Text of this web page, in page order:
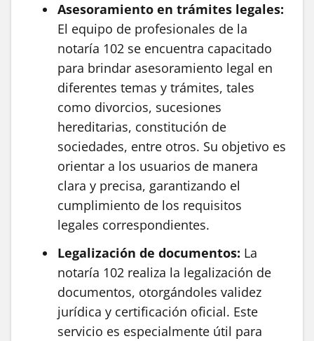
Asesoramiento en trámites legales:
El equipo de profesionales de la
notaría 102 se encuentra capacitado
para brindar asesoramiento legal en
diferentes temas y trámites, tales
como divorcios, sucesiones
hereditarias, constitución de
sociedades, entre otros. Su objetivo es
orientar a los usuarios de manera
clara y precisa, garantizando el
cumplimiento de los requisitos
legales correspondientes.
Legalización de documentos: La
notaría 102 realiza la legalización de
documentos, otorgándoles validez
jurídica y certificación oficial. Este
servicio es especialmente útil para